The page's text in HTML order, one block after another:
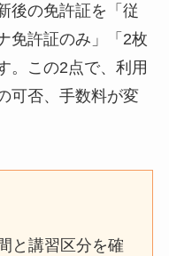
後の免許証を「従
免許証のみ」「2枚
。この2点で、利用
可否、手数料が変
と講習区分を確